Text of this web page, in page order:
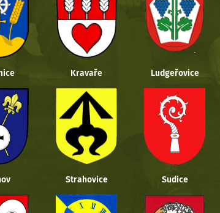
Kravaře Ludgeřovice
Strahovice Sudice